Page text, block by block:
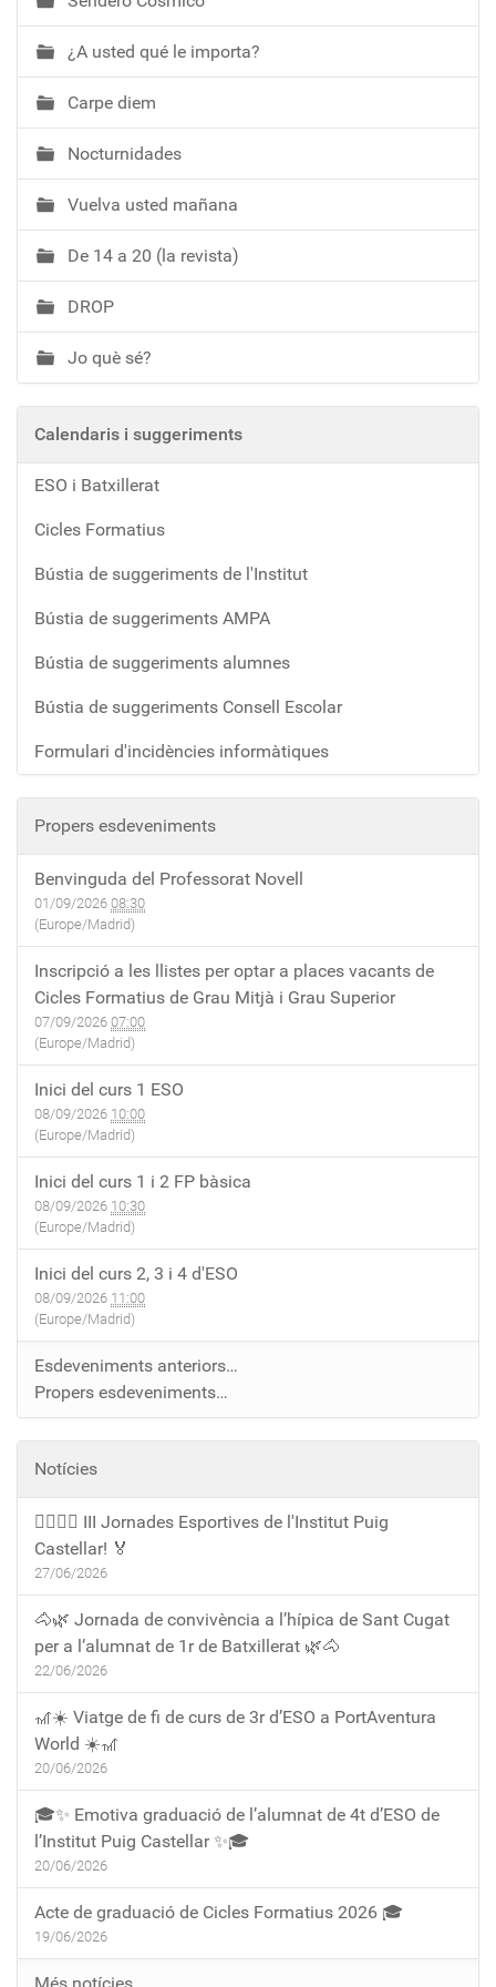
¿A usted qué le importa?
Carpe diem
Nocturnidades
Vuelva usted mañana
De 14 a 20 (la revista)
DROP
Jo què sé?
Calendaris i suggeriments
ESO i Batxillerat
Cicles Formatius
Bústia de suggeriments de l'Institut
Bústia de suggeriments AMPA
Bústia de suggeriments alumnes
Bústia de suggeriments Consell Escolar
Formulari d'incidències informàtiques
Propers esdeveniments
Benvinguda del Professorat Novell
01/09/2026 08:30
(Europe/Madrid)
Inscripció a les llistes per optar a places vacants de
Cicles Formatius de Grau Mitjà i Grau Superior
07/09/2026 07:00
(Europe/Madrid)
Inici del curs 1 ESO
08/09/2026 10:00
(Europe/Madrid)
Inici del curs 1 i 2 FP bàsica
08/09/2026 10:30
(Europe/Madrid)
Inici del curs 2, 3 i 4 d'ESO
08/09/2026 11:00
(Europe/Madrid)
Esdeveniments anteriors…
Propers esdeveniments…
Notícies
🏃‍♀️🏃‍♂️ III Jornades Esportives de l'Institut Puig
Castellar! 🏅
27/06/2026
🐴🌿 Jornada de convivència a l’hípica de Sant Cugat
per a l’alumnat de 1r de Batxillerat 🌿🐴
22/06/2026
🎢☀️ Viatge de fi de curs de 3r d’ESO a PortAventura
World ☀️🎢
20/06/2026
🎓✨ Emotiva graduació de l’alumnat de 4t d’ESO de
l’Institut Puig Castellar ✨🎓
20/06/2026
Acte de graduació de Cicles Formatius 2026 🎓
19/06/2026